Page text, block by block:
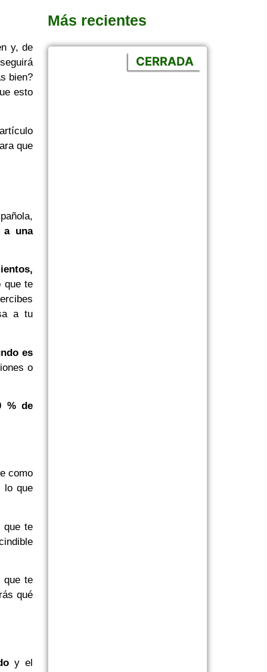
y, de
bien?
esto
que
a una
que te
a tu
es
o
% de
como
lo que
que te
que te
qué
y el
Más recientes
CERRADA